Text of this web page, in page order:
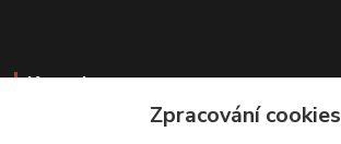
Kontakty
Zákaznická podporaZpracování cookies